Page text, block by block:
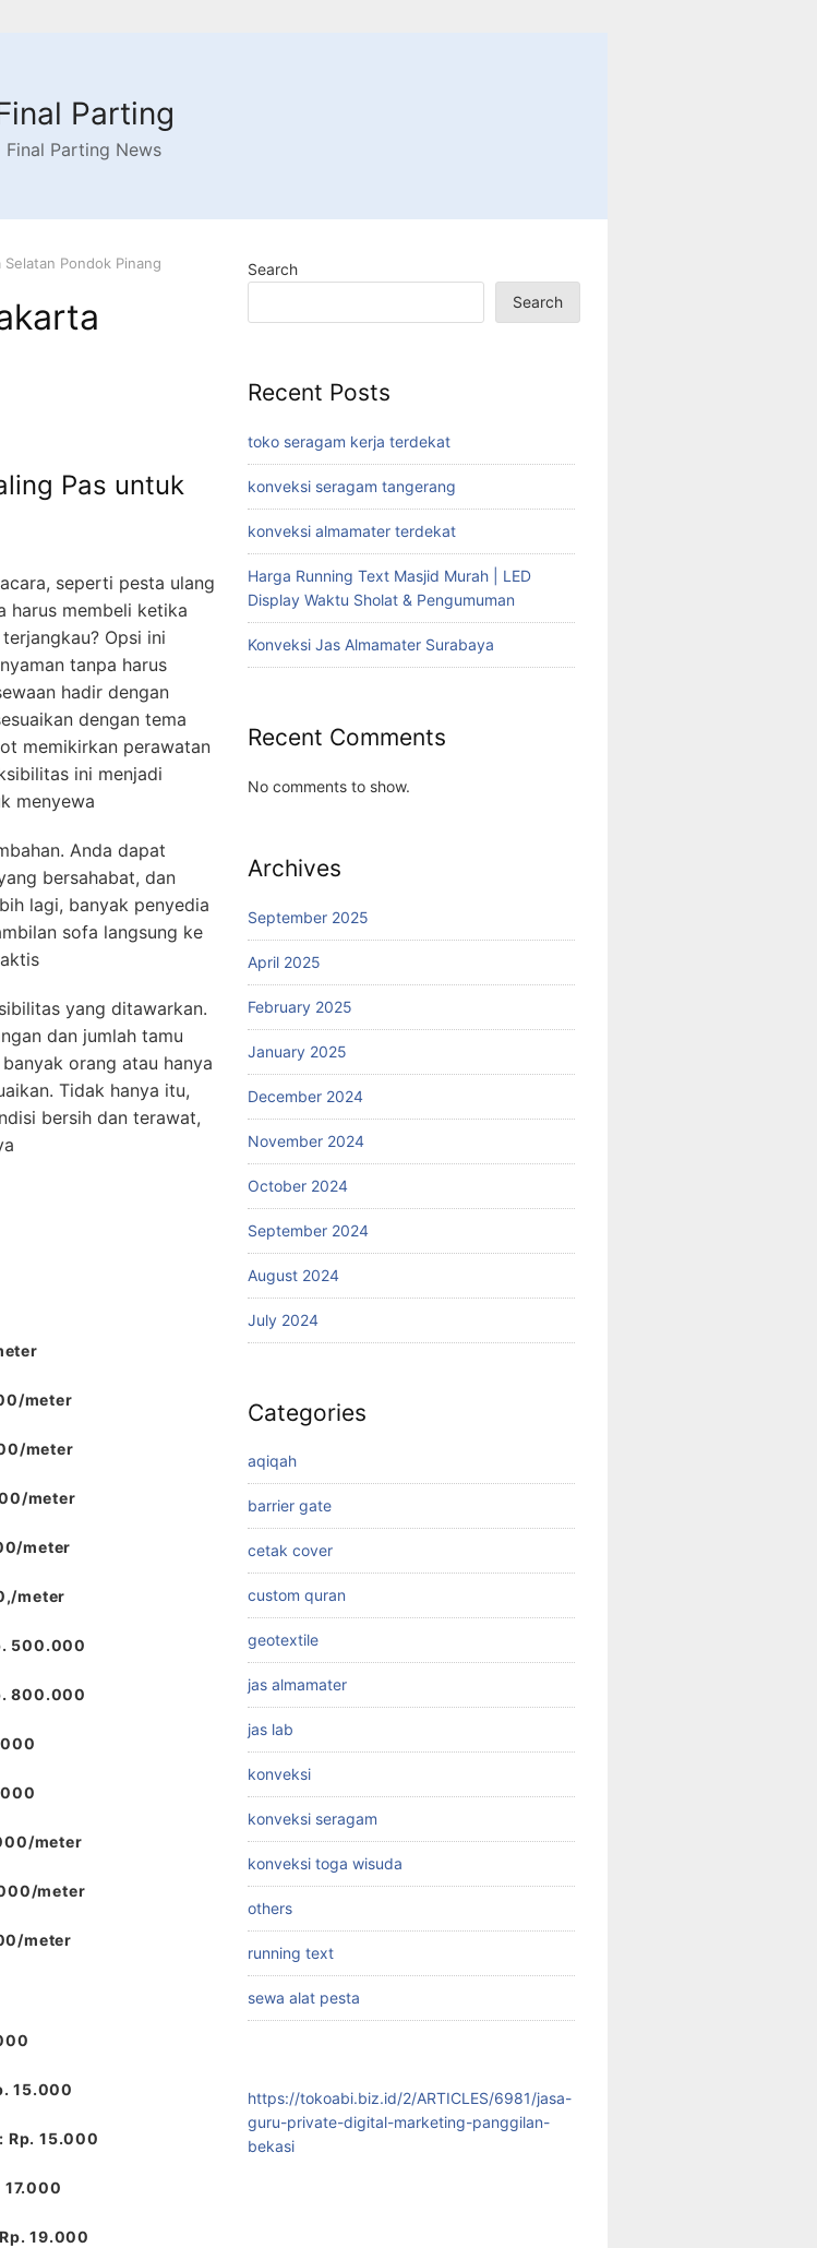
Parting
Final Parting News
Pondok Pinang
Pas untuk
seperti pesta ulang
harus membeli ketika
Opsi ini
tanpa harus
hadir dengan
dengan tema
memikirkan perawatan
ini menjadi
menyewa
Anda dapat
bersahabat, dan
lagi, banyak penyedia
sofa langsung ke
yang ditawarkan.
dan jumlah tamu
orang atau hanya
Tidak hanya itu,
bersih dan terawat,
meter
meter
meter
meter
meter
500.000
800.000
meter
meter
meter
15.000
Rp. 15.000
17.000
19.000
Search
Search
Recent Posts
toko seragam kerja terdekat
konveksi seragam tangerang
konveksi almamater terdekat
Harga Running Text Masjid Murah | LED
Display Waktu Sholat & Pengumuman
Konveksi Jas Almamater Surabaya
Recent Comments
No comments to show.
Archives
September 2025
April 2025
February 2025
January 2025
December 2024
November 2024
October 2024
September 2024
August 2024
July 2024
Categories
aqiqah
barrier gate
cetak cover
custom quran
geotextile
jas almamater
jas lab
konveksi
konveksi seragam
konveksi toga wisuda
others
running text
sewa alat pesta
https://tokoabi.biz.id/2/ARTICLES/6981/jasa-
guru-private-digital-marketing-panggilan-
bekasi